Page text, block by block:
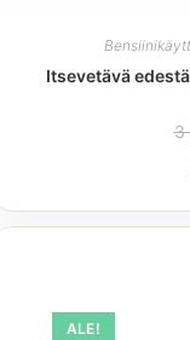
Itsevetävä
3
ALE!